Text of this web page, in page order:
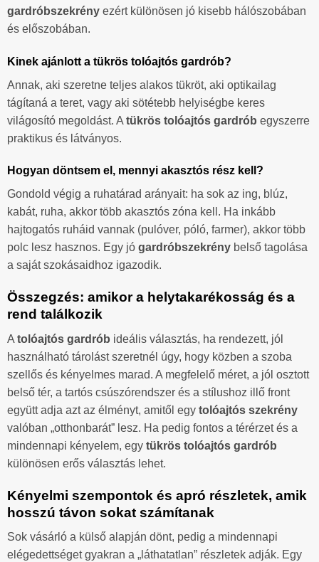
gardróbszekrény ezért különösen jó kisebb hálószobában
és előszobában.
Kinek ajánlott a tükrös tolóajtós gardrób?
Annak, aki szeretne teljes alakos tükröt, aki optikailag
tágítaná a teret, vagy aki sötétebb helyiségbe keres
világosító megoldást. A tükrös tolóajtós gardrób egyszerre
praktikus és látványos.
Hogyan döntsem el, mennyi akasztós rész kell?
Gondold végig a ruhatárad arányait: ha sok az ing, blúz,
kabát, ruha, akkor több akasztós zóna kell. Ha inkább
hajtogatós ruháid vannak (pulóver, póló, farmer), akkor több
polc lesz hasznos. Egy jó gardróbszekrény belső tagolása
a saját szokásaidhoz igazodik.
Összegzés: amikor a helytakarékosság és a
rend találkozik
A tolóajtós gardrób ideális választás, ha rendezett, jól
használható tárolást szeretnél úgy, hogy közben a szoba
szellős és kényelmes marad. A megfelelő méret, a jól osztott
belső tér, a tartós csúszórendszer és a stílushoz illő front
együtt adja azt az élményt, amitől egy tolóajtós szekrény
valóban „otthonbarát” lesz. Ha pedig fontos a térérzet és a
mindennapi kényelem, egy tükrös tolóajtós gardrób
különösen erős választás lehet.
Kényelmi szempontok és apró részletek, amik
hosszú távon sokat számítanak
Sok vásárló a külső alapján dönt, pedig a mindennapi
elégedettséget gyakran a „láthatatlan” részletek adják. Egy